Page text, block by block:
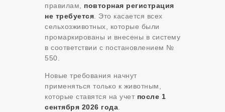
правилам, повторная регистрация
не требуется . Это касается всех
сельхозживотных, которые были
промаркированы и внесены в систему
в соответствии с постановлением №
550
Новые требования начнут
применяться только к животным,
которые ставятся на учет после 1
сентября 2026 года